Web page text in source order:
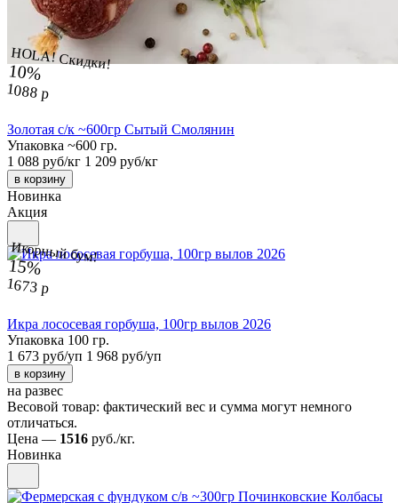
HOLA! Скидки!
10%
1088 р
Золотая с/к ~600гр Сытый Смолянин
Упаковка ~600 гр.
1 088 руб/кг 1 209 руб/кг
в корзину
Новинка
Акция
Икорный бум!
15%
1673 р
Икра лососевая горбуша, 100гр вылов 2026
Упаковка 100 гр.
1 673 руб/уп 1 968 руб/уп
в корзину
на развес
Весовой товар: фактический вес и сумма могут немного
отличаться.
Цена — 1516 руб./кг.
Новинка